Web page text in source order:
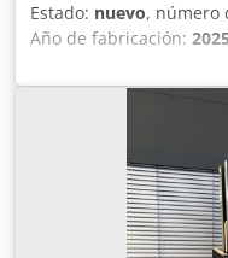
Estado: nuevo, número
Año de fabricación:
centro de carga:600
,
, peso total:1.412
OBWNQ-00000
la batería: 25,6 V, 150 Ah.